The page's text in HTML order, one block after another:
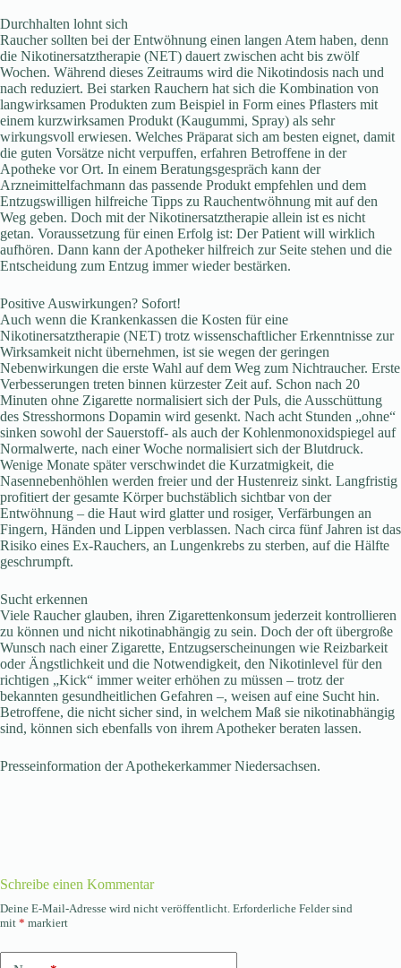
Durchhalten lohnt sich
Raucher sollten bei der Entwöhnung einen langen Atem haben, denn
die Nikotinersatztherapie (NET) dauert zwischen acht bis zwölf
Wochen. Während dieses Zeitraums wird die Nikotindosis nach und
nach reduziert. Bei starken Rauchern hat sich die Kombination von
langwirksamen Produkten zum Beispiel in Form eines Pflasters mit
einem kurzwirksamen Produkt (Kaugummi, Spray) als sehr
wirkungsvoll erwiesen. Welches Präparat sich am besten eignet, damit
die guten Vorsätze nicht verpuffen, erfahren Betroffene in der
Apotheke vor Ort. In einem Beratungsgespräch kann der
Arzneimittelfachmann das passende Produkt empfehlen und dem
Entzugswilligen hilfreiche Tipps zu Rauchentwöhnung mit auf den
Weg geben. Doch mit der Nikotinersatztherapie allein ist es nicht
getan. Voraussetzung für einen Erfolg ist: Der Patient will wirklich
aufhören. Dann kann der Apotheker hilfreich zur Seite stehen und die
Entscheidung zum Entzug immer wieder bestärken.
Positive Auswirkungen? Sofort!
Auch wenn die Krankenkassen die Kosten für eine
Nikotinersatztherapie (NET) trotz wissenschaftlicher Erkenntnisse zur
Wirksamkeit nicht übernehmen, ist sie wegen der geringen
Nebenwirkungen die erste Wahl auf dem Weg zum Nichtraucher. Erste
Verbesserungen treten binnen kürzester Zeit auf. Schon nach 20
Minuten ohne Zigarette normalisiert sich der Puls, die Ausschüttung
des Stresshormons Dopamin wird gesenkt. Nach acht Stunden „ohne“
sinken sowohl der Sauerstoff- als auch der Kohlenmonoxidspiegel auf
Normalwerte, nach einer Woche normalisiert sich der Blutdruck.
Wenige Monate später verschwindet die Kurzatmigkeit, die
Nasennebenhöhlen werden freier und der Hustenreiz sinkt. Langfristig
profitiert der gesamte Körper buchstäblich sichtbar von der
Entwöhnung – die Haut wird glatter und rosiger, Verfärbungen an
Fingern, Händen und Lippen verblassen. Nach circa fünf Jahren ist das
Risiko eines Ex-Rauchers, an Lungenkrebs zu sterben, auf die Hälfte
geschrumpft.
Sucht erkennen
Viele Raucher glauben, ihren Zigarettenkonsum jederzeit kontrollieren
zu können und nicht nikotinabhängig zu sein. Doch der oft übergroße
Wunsch nach einer Zigarette, Entzugserscheinungen wie Reizbarkeit
oder Ängstlichkeit und die Notwendigkeit, den Nikotinlevel für den
richtigen „Kick“ immer weiter erhöhen zu müssen – trotz der
bekannten gesundheitlichen Gefahren –, weisen auf eine Sucht hin.
Betroffene, die nicht sicher sind, in welchem Maß sie nikotinabhängig
sind, können sich ebenfalls von ihrem Apotheker beraten lassen.
Presseinformation der Apothekerkammer Niedersachsen.
Schreibe einen Kommentar
Deine E-Mail-Adresse wird nicht veröffentlicht. Erforderliche Felder sind
mit * markiert